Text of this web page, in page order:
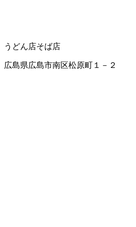
うどん店そば店
広島県広島市南区松原町１－２